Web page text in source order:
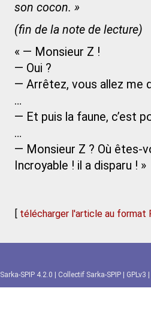
son cocon. »
(fin de la note de lecture)
« — Monsieur Z !
— Oui ?
— Arrêtez, vous allez me
…
— Et puis la faune, c’est
…
— Monsieur Z ? Où êtes-
Incroyable ! il a disparu ! »
[ télécharger l'article au format
Sarka-SPIP 4.2.0 Collectif Sarka-SPIP GPLv3